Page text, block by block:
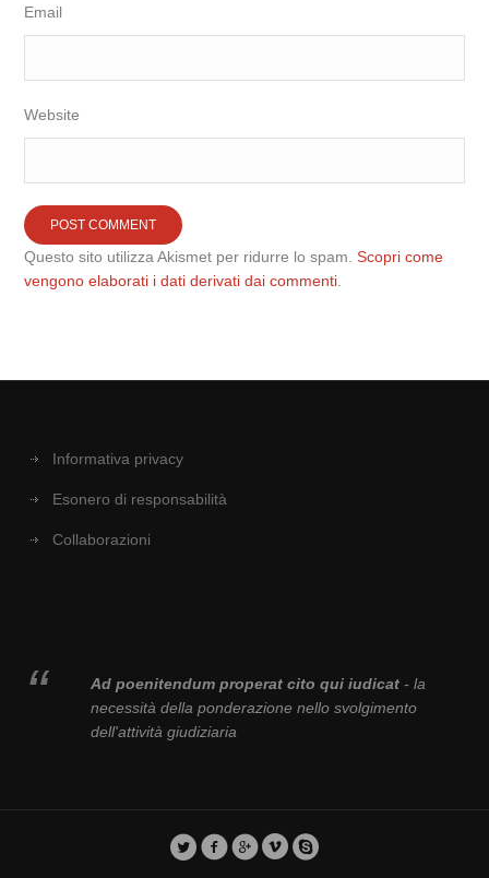
Email
Website
Questo sito utilizza Akismet per ridurre lo spam.Scopri come
vengono elaborati i dati derivati dai commenti
Informativa privacy
Esonero di responsabilità
Collaborazioni
Ad poenitendum properat cito qui iudicat- la
necessità della ponderazione nello svolgimento
dell'attività giudiziaria